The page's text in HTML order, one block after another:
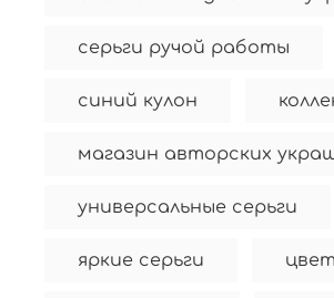
серьги ручой работы
синий кулон
магазин авторских
универсальные серьги
яркие серьги